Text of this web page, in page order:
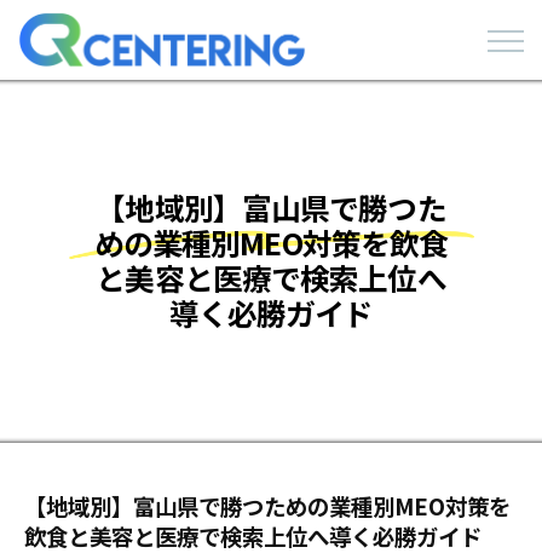
【地域別】富山県で勝つた
めの業種別MEO対策を飲食
と美容と医療で検索上位へ
導く必勝ガイド
【地域別】富山県で勝つための業種別MEO対策を
飲食と美容と医療で検索上位へ導く必勝ガイド